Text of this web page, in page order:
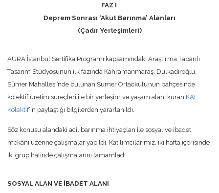
FAZ I
Deprem Sonrası ‘Akut Barınma’ Alanları
(Çadır Yerleşimleri)
AURA İstanbul Sertifika Programı kapsamındaki Araştırma Tabanlı
Tasarım Stüdyosunun ilk fazında Kahramanmaraş, Dulkadiroğlu,
Sümer Mahallesi’nde bulunan Sümer Ortaokulu’nun bahçesinde
kolektif üretim süreçleri ile bir yerleşim ve yaşam alanı kuran KAF
Kolektif’in paylaştığı bilgilerden yararlanıldı.
Söz konusu alandaki acil barınma ihtiyaçları ile sosyal ve ibadet
mekânı üzerine çalışmalar yapıldı. Katılımcılarımız, iki hafta içerisinde
iki grup halinde çalışmalarını tamamladı.
SOSYAL ALAN VE İBADET ALANI